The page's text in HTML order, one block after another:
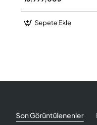
Sepete Ekle
Son Görüntülenenler